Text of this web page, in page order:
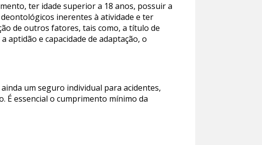
ter idade superior a 18 anos, possuir a
inerentes à atividade e ter
de outros fatores, tais como, a título de
aptidão e capacidade de adaptação, o
um seguro individual para acidentes,
É essencial o cumprimento mínimo da